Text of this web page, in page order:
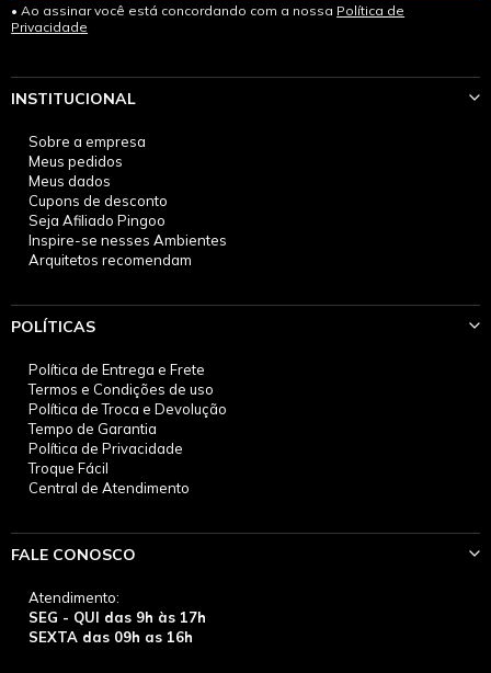
Ao assinar você está concordando com a nossa Política de
Privacidade
INSTITUCIONAL
Sobre a empresa
Meus pedidos
Meus dados
Cupons de desconto
Seja Afiliado Pingoo
Inspire-se nesses Ambientes
Arquitetos recomendam
POLÍTICAS
Política de Entrega e Frete
Termos e Condições de uso
Política de Troca e Devolução
Tempo de Garantia
Política de Privacidade
Troque Fácil
Central de Atendimento
FALE CONOSCO
Atendimento:
SEG - QUI das 9h às 17h
SEXTA das 09h as 16h